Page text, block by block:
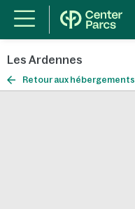
Les Ardennes
Retour aux hébergements